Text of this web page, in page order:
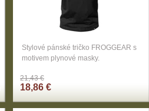
Stylové pánské tričko FROGGEAR s
motivem plynové masky.
21,43 €
18,86 €